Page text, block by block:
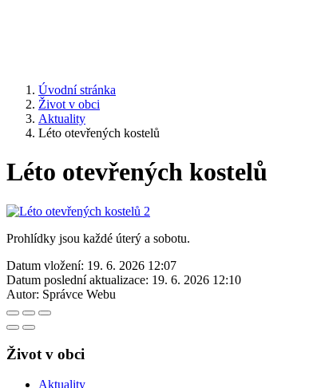
Úvodní stránka
Život v obci
Aktuality
Léto otevřených kostelů
Léto otevřených kostelů
Prohlídky jsou každé úterý a sobotu.
Datum vložení: 19. 6. 2026 12:07
Datum poslední aktualizace: 19. 6. 2026 12:10
Autor: Správce Webu
Život v obci
Aktuality